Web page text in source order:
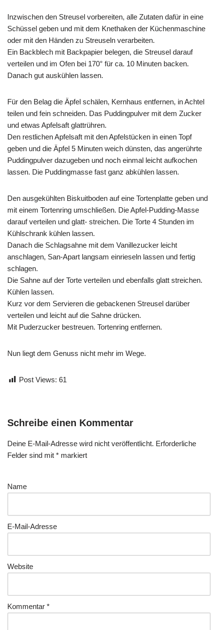
Inzwischen den Streusel vorbereiten, alle Zutaten dafür in eine
Schüssel geben und mit dem Knethaken der Küchenmaschine
oder mit den Händen zu Streuseln verarbeiten.
Ein Backblech mit Backpapier belegen, die Streusel darauf
verteilen und im Ofen bei 170° für ca. 10 Minuten backen.
Danach gut auskühlen lassen.
Für den Belag die Äpfel schälen, Kernhaus entfernen, in Achtel
teilen und fein schneiden. Das Puddingpulver mit dem Zucker
und etwas Apfelsaft glattrühren.
Den restlichen Apfelsaft mit den Apfelstücken in einen Topf
geben und die Äpfel 5 Minuten weich dünsten, das angerührte
Puddingpulver dazugeben und noch einmal leicht aufkochen
lassen. Die Puddingmasse fast ganz abkühlen lassen.
Den ausgekühlten Biskuitboden auf eine Tortenplatte geben und
mit einem Tortenring umschließen. Die Apfel-Pudding-Masse
darauf verteilen und glatt- streichen. Die Torte 4 Stunden im
Kühlschrank kühlen lassen.
Danach die Schlagsahne mit dem Vanillezucker leicht
anschlagen, San-Apart langsam einrieseln lassen und fertig
schlagen.
Die Sahne auf der Torte verteilen und ebenfalls glatt streichen.
Kühlen lassen.
Kurz vor dem Servieren die gebackenen Streusel darüber
verteilen und leicht auf die Sahne drücken.
Mit Puderzucker bestreuen. Tortenring entfernen.
Nun liegt dem Genuss nicht mehr im Wege.
Post Views: 61
Schreibe einen Kommentar
Deine E-Mail-Adresse wird nicht veröffentlicht. Erforderliche
Felder sind mit * markiert
Name
E-Mail-Adresse
Website
Kommentar *